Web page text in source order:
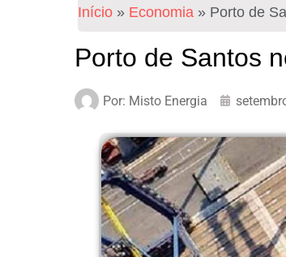
Tecnologia
Início » Economia » Porto de
Porto de Santos
Por: Misto Energia